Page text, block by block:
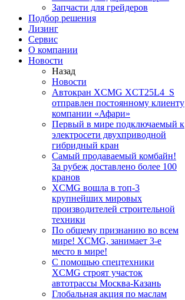
Запчасти для грейдеров
Подбор решения
Лизинг
Сервис
О компании
Новости
Назад
Новости
Автокран XCMG XCT25L4_S
отправлен постоянному клиенту
компании «Афари»
Первый в мире подключаемый к
электросети двухприводной
гибридный кран
Самый продаваемый комбайн!
За рубеж доставлено более 100
кранов
XCMG вошла в топ-3
крупнейших мировых
производителей строительной
техники
По общему признанию во всем
мире! XCMG, занимает 3-е
место в мире!
С помощью спецтехники
XCMG строят участок
автотрассы Москва-Казань
Глобальная акция по маслам